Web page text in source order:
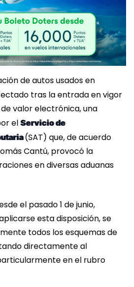
de autos usados en
tras la entrada en vigor
valor electrónica, una
el Servicio de
(SAT) que, de acuerdo
Cantú, provocó la
en diversas aduanas
el pasado 1 de junio,
esta disposición, se
todos los esquemas de
directamente al
en el rubro